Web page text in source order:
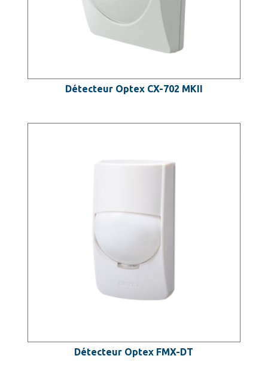
Détecteur Optex CX-702 MKII
Détecteur Optex FMX-DT